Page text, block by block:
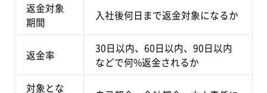
返金対象
期間
入社後何日まで返金対象になるか
返金率
30日以内、60日以内、90日以内
などで何%返金されるか
対象とな